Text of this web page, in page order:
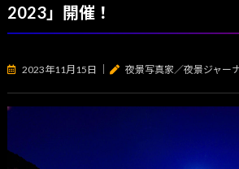
2023」開催！
2023年11月15日 夜景写真家／夜景ジャ